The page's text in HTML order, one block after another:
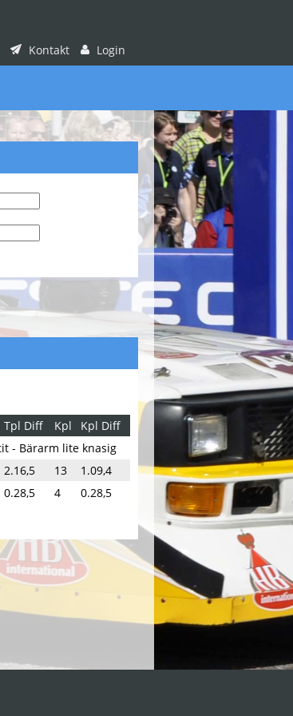
Kontakt Login
Tpl Diff Kpl
Kpl Diff
- Bärarm lite knasig
2.16,5 13
1.09,4
0.28,5 4 0.28,5